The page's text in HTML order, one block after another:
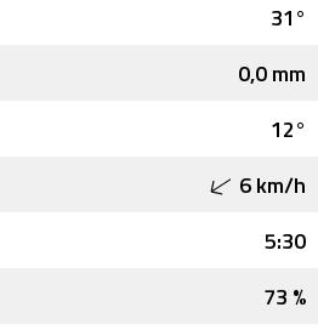
31°
0,0 mm
12°
6 km/h
5:30
73 %